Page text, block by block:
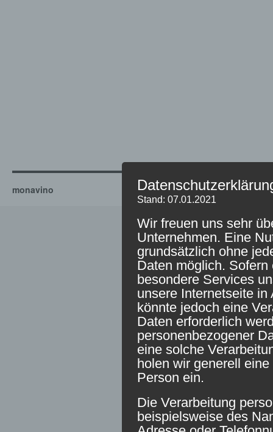
monavino
Stand: 07.01.2021
Wir freuen uns sehr
Unternehmen. Eine
grundsätzlich ohne
Daten möglich.
besondere Services
unsere Internetseite
könnte jedoch eine
Daten erforderlich
personenbezogener
eine solche
holen wir generell
Person ein.
Die Verarbeitung
beispielsweise des